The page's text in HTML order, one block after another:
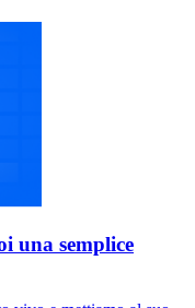
una semplice